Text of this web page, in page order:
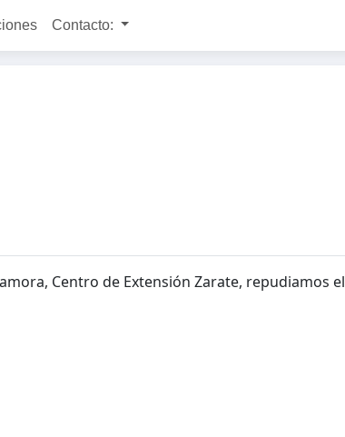
Contacto:
Centro de Extensión Zarate, repudiamos el